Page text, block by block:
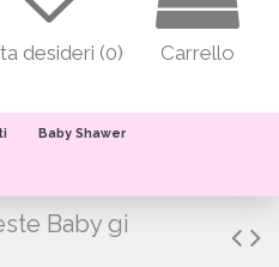
desideri (0) Carrello
Baby Shawer
Baby gi